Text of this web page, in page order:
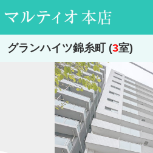
グランハイツ錦糸町 (3室)